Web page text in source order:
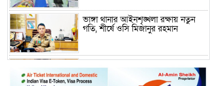
ভাঙ্গা থানার আইনশৃঙ্খলা রক্ষায় নতুন
গতি, শীর্ষে ওসি মিজানুর রহমান
ময়মনসিংহের অতিরিক্ত জেলা প্রশাসক
(রাজস্ব) আজিম উদ্দিন ভূমি মন্ত্রণালয়ে
পদায়ন